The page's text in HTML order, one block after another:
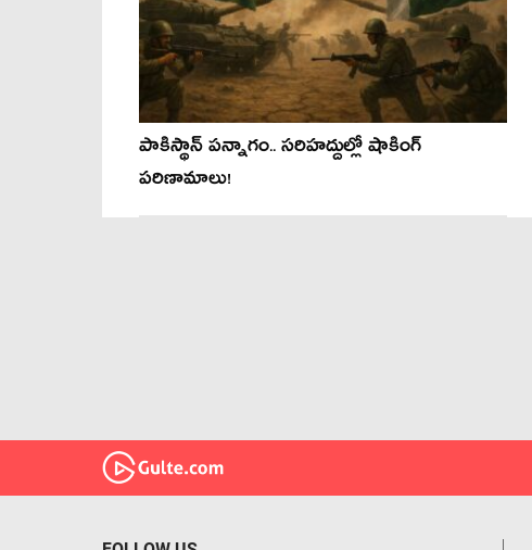
పాకిస్థాన్ ప‌న్నాగం.. స‌రిహ‌ద్దుల్లో షాకింగ్
ప‌రిణామాలు!